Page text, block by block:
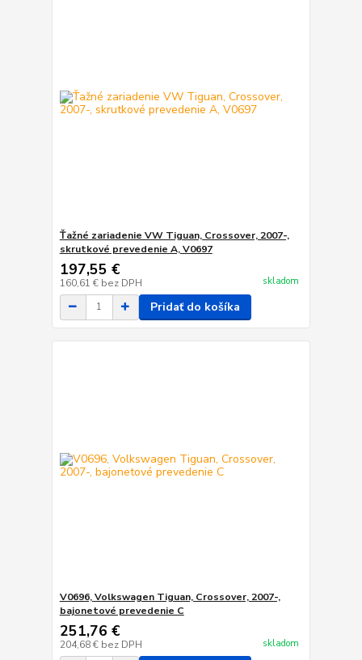
Ťažné zariadenie VW Tiguan, Crossover, 2007-,
skrutkové prevedenie A, V0697
197,55 €
160,61 € bez DPH skladom
Pridať do košíka
V0696, Volkswagen Tiguan, Crossover, 2007-,
bajonetové prevedenie C
251,76 €
204,68 € bez DPH skladom